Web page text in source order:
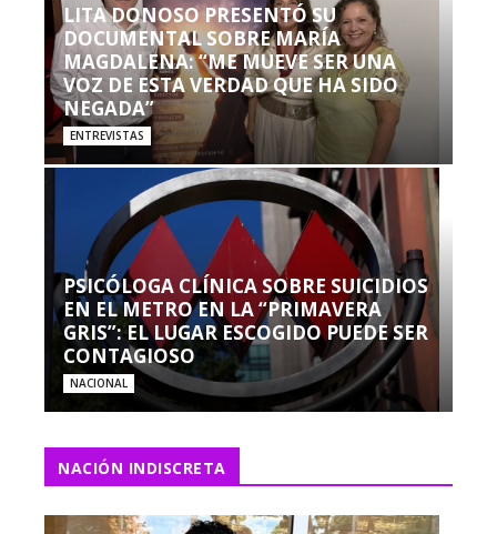
LITA DONOSO PRESENTÓ SU
DOCUMENTAL SOBRE MARÍA
MAGDALENA: “ME MUEVE SER UNA
VOZ DE ESTA VERDAD QUE HA SIDO
NEGADA”
ENTREVISTAS
PSICÓLOGA CLÍNICA SOBRE SUICIDIOS
EN EL METRO EN LA “PRIMAVERA
GRIS”: EL LUGAR ESCOGIDO PUEDE SER
CONTAGIOSO
NACIONAL
NACIÓN INDISCRETA